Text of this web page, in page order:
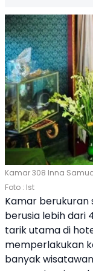
Kamar 308 Inna
Foto : Ist
Kamar berukuran
berusia lebih dari
tarik utama di
memperlakukan
banyak